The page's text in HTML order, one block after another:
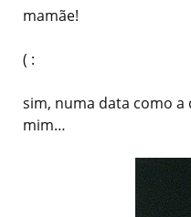
mamãe!
( :
sim, numa data como
mim…